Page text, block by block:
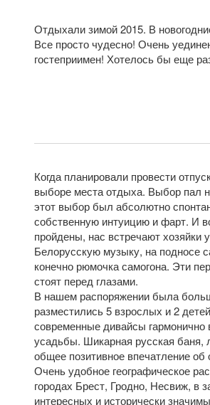
Отдыхали зимой 2015. В
Все просто чудесно! Очень
гостеприимен! Хотелось бы еще
Когда планировали провести
выборе места отдыха. Выбор пал
этот выбор был абсолютно
собственную интуицию и фарт. И
пройдены, нас встречают
Белорусскую музыку, на подносе
конечно рюмочка самогона. Эти
стоят перед глазами.
В нашем распоряжении была
разместились 5 взрослых и 2
современные дивайсы
усадьбы. Шикарная русская баня,
общее позитивное впечатление
Очень удобное географическое
городах Брест, Гродно, Несвиж, в
интересных и исторически